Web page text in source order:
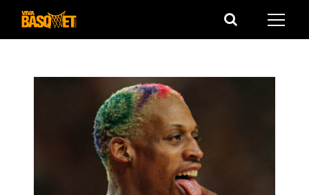
Saltar